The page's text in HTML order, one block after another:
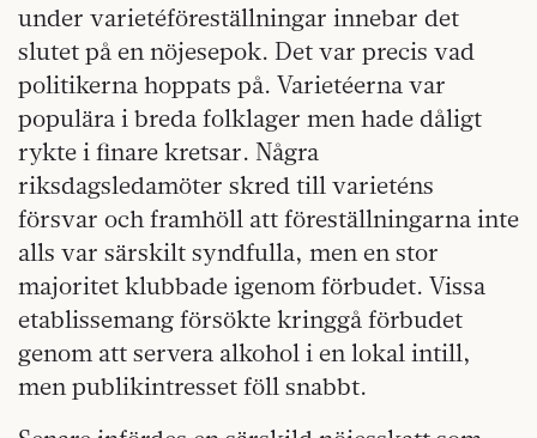
under varietéföreställningar innebar det
slutet på en nöjesepok. Det var precis vad
politikerna hoppats på. Varietéerna var
populära i breda folklager men hade dåligt
rykte i finare kretsar. Några
riksdagsledamöter skred till varieténs
försvar och framhöll att föreställningarna inte
alls var särskilt syndfulla, men en stor
majoritet klubbade igenom förbudet. Vissa
etablissemang försökte kringgå förbudet
genom att servera alkohol i en lokal intill,
men publikintresset föll snabbt.